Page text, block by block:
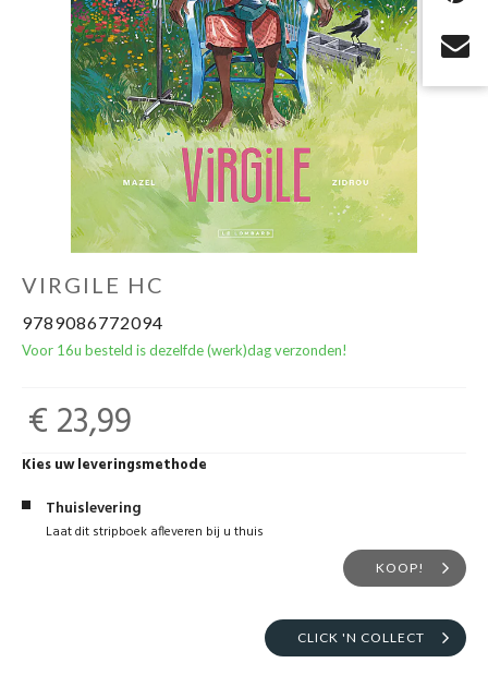
RPG Sale
VIRGILE HC
9789086772094
Voor 16u besteld is dezelfde (werk)dag verzonden!
€ 23,99
Kies uw leveringsmethode
Thuislevering
Laat dit stripboek afleveren bij u thuis
KOOP!
CLICK 'N COLLECT